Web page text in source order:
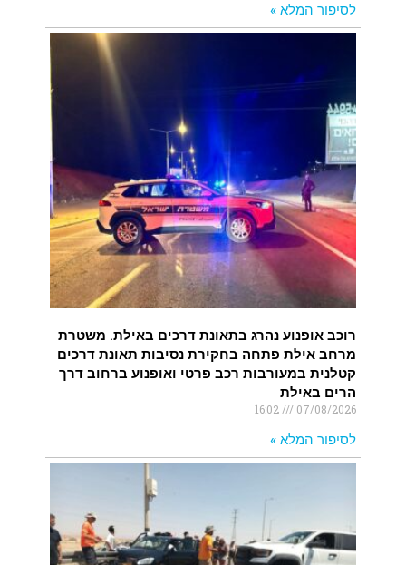
לסיפור המלא »
רוכב אופנוע נהרג בתאונת דרכים באילת. משטרת
מרחב אילת פתחה בחקירת נסיבות תאונת דרכים
קטלנית במעורבות רכב פרטי ואופנוע ברחוב דרך
הרים באילת
07/08/2026
לסיפור המלא »